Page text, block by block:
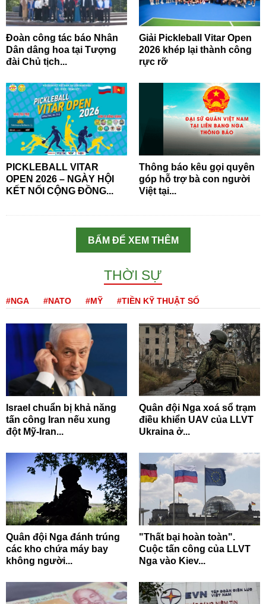
Đoàn công tác báo Nhân
Dân dâng hoa tại Tượng
đài Chủ tịch...
Giải Pickleball Vitar Open
2026 khép lại thành công
rực rỡ
PICKLEBALL VITAR
OPEN 2026 – NGÀY HỘI
KẾT NỐI CỘNG ĐỒNG...
Thông báo kêu gọi quyên
góp hỗ trợ bà con người
Việt tại...
BẤM ĐỂ XEM THÊM
THỜI SỰ
#NGA #NATO #MỸ #TIỀN KỸ THUẬT SỐ
Israel chuẩn bị khả năng
tấn công Iran nếu xung
đột Mỹ-Iran...
Quân đội Nga xoá sổ trạm
điều khiển UAV của LLVT
Ukraina ở...
Quân đội Nga đánh trúng
các kho chứa máy bay
không người...
"Thất bại hoàn toàn".
Cuộc tấn công của LLVT
Nga vào Kiev...